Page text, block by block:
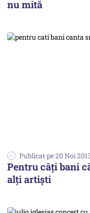
nu mită
Publicat pe 20 Noi
Pentru câți bani
alți artiști